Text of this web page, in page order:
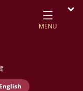
MENU
English